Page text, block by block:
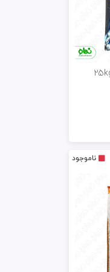
ناموجود